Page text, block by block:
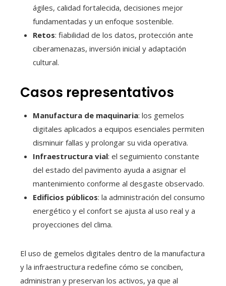
ágiles, calidad fortalecida, decisiones mejor
fundamentadas y un enfoque sostenible.
Retos: fiabilidad de los datos, protección ante
ciberamenazas, inversión inicial y adaptación
cultural.
Casos representativos
Manufactura de maquinaria: los gemelos
digitales aplicados a equipos esenciales permiten
disminuir fallas y prolongar su vida operativa.
Infraestructura vial: el seguimiento constante
del estado del pavimento ayuda a asignar el
mantenimiento conforme al desgaste observado.
Edificios públicos: la administración del consumo
energético y el confort se ajusta al uso real y a
proyecciones del clima.
El uso de gemelos digitales dentro de la manufactura
y la infraestructura redefine cómo se conciben,
administran y preservan los activos, ya que al